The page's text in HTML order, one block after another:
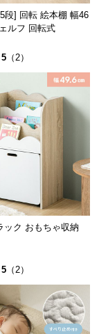
幅46
ルフ 回転式
5 （2）
ック おもちゃ収納
5 （2）